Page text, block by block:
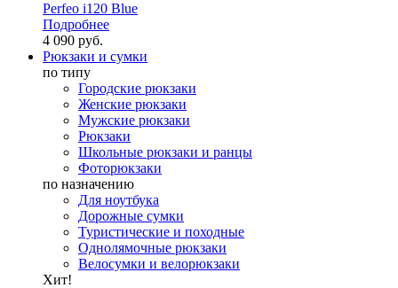
Perfeo i120 Blue
Подробнее
4 090 руб.
Рюкзаки и сумки
по типу
Городские рюкзаки
Женские рюкзаки
Мужские рюкзаки
Рюкзаки
Школьные рюкзаки и ранцы
Фоторюкзаки
по назначению
Для ноутбука
Дорожные сумки
Туристические и походные
Однолямочные рюкзаки
Велосумки и велорюкзаки
Хит!